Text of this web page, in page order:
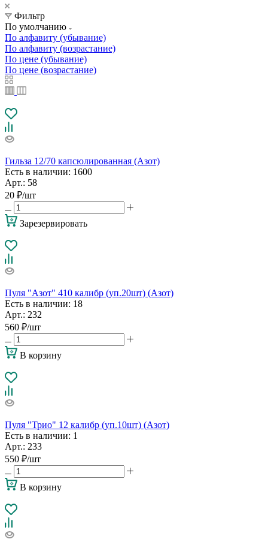
Фильтр
По умолчанию
По алфавиту (убывание)
По алфавиту (возрастание)
По цене (убывание)
По цене (возрастание)
Гильза 12/70 капсюлированная (Азот)
Есть в наличии: 1600
Арт.: 58
20 ₽/шт
Зарезервировать
Пуля "Азот" 410 калибр (уп.20шт) (Азот)
Есть в наличии: 18
Арт.: 232
560 ₽/шт
В корзину
Пуля "Трио" 12 калибр (уп.10шт) (Азот)
Есть в наличии: 1
Арт.: 233
550 ₽/шт
В корзину